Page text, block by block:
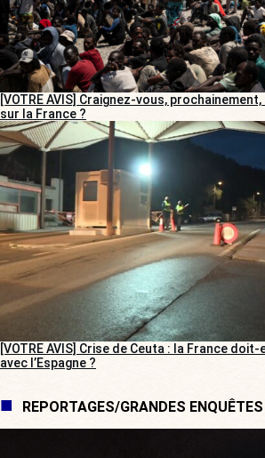
[VOTRE AVIS] Craignez-vous,
sur la France ?
[VOTRE AVIS] Crise de Ceuta : la France
avec l’Espagne ?
REPORTAGES/GRANDES ENQUÊTES